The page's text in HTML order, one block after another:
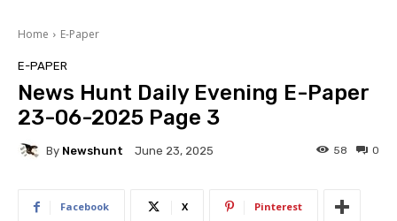
Home E-Paper
E-PAPER
News Hunt Daily Evening E-Paper
23-06-2025 Page 3
By Newshunt June 23, 2025 0
58
Facebook X Pinterest